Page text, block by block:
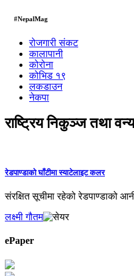
#NepalMag
रोजगारी संकट
कालापानी
कोरोना
कोभिड १९
लकडाउन
नेकपा
राष्ट्रिय निकुञ्ज तथा
रेडपाण्डाको घाँटीमा स्याटेलाइट कलर
संरक्षित सूचीमा रहेको रेडपाण्डाको
लक्ष्मी गौतम
ePaper